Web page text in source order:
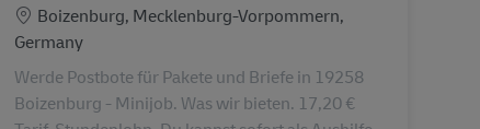
Standort
Boizenburg, Mecklenburg-Vorpommern,
Germany
Werde Postbote für Pakete und Briefe in 19258
Boizenburg - Minijob. Was wir bieten. 17,20 €